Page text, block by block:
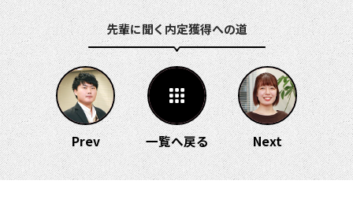
先輩に聞く 内定獲得への道
Prev 一覧へ戻る Next